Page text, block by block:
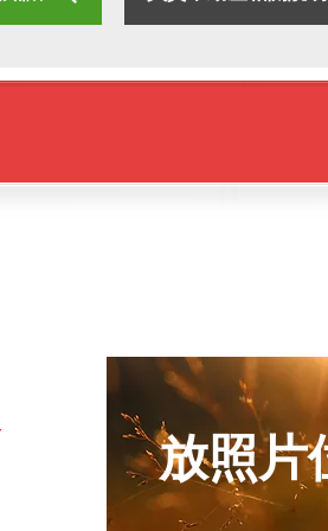
放照片